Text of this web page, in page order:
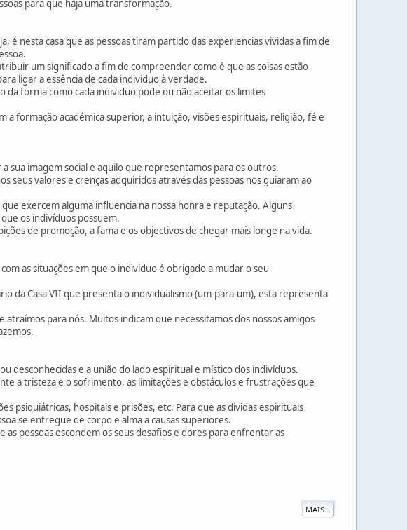
para que haja uma transformação.
é nesta casa que as pessoas tiram partido das experiencias vividas a fim de
um significado a fim de compreender como é que as coisas estão
ligar a essência de cada individuo à verdade.
da forma como cada individuo pode ou não aceitar os limites
a formação académica superior, a intuição, visões espirituais, religião, fé e
sua imagem social e aquilo que representamos para os outros.
seus valores e crenças adquiridos através das pessoas nos guiaram ao
exercem alguma influencia na nossa honra e reputação. Alguns
os indivíduos possuem.
de promoção, a fama e os objectivos de chegar mais longe na vida.
as situações em que o individuo é obrigado a mudar o seu
da Casa VII que presenta o individualismo (um-para-um), esta representa
para nós. Muitos indicam que necessitamos dos nossos amigos
desconhecidas e a união do lado espiritual e místico dos indivíduos.
a tristeza e o sofrimento, as limitações e obstáculos e frustrações que
psiquiátricas, hospitais e prisões, etc. Para que as dividas espirituais
se entregue de corpo e alma a causas superiores.
pessoas escondem os seus desafios e dores para enfrentar as
MAIS...